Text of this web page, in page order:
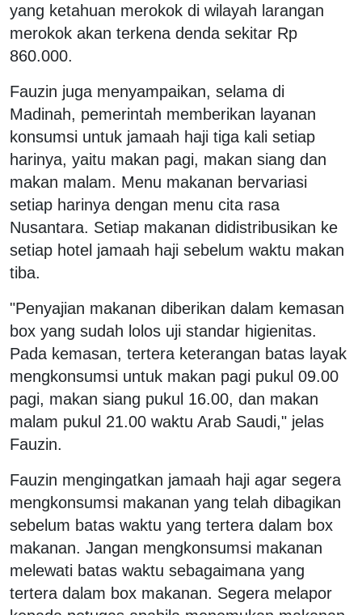
yang ketahuan merokok di wilayah larangan
merokok akan terkena denda sekitar Rp
860.000.
Fauzin juga menyampaikan, selama di
Madinah, pemerintah memberikan layanan
konsumsi untuk jamaah haji tiga kali setiap
harinya, yaitu makan pagi, makan siang dan
makan malam. Menu makanan bervariasi
setiap harinya dengan menu cita rasa
Nusantara. Setiap makanan didistribusikan ke
setiap hotel jamaah haji sebelum waktu makan
tiba.
"Penyajian makanan diberikan dalam kemasan
box yang sudah lolos uji standar higienitas.
Pada kemasan, tertera keterangan batas layak
mengkonsumsi untuk makan pagi pukul 09.00
pagi, makan siang pukul 16.00, dan makan
malam pukul 21.00 waktu Arab Saudi," jelas
Fauzin.
Fauzin mengingatkan jamaah haji agar segera
mengkonsumsi makanan yang telah dibagikan
sebelum batas waktu yang tertera dalam box
makanan. Jangan mengkonsumsi makanan
melewati batas waktu sebagaimana yang
tertera dalam box makanan. Segera melapor